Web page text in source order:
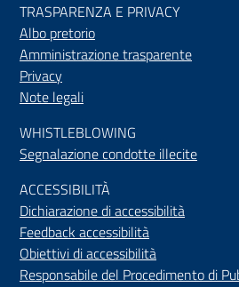
TRASPARENZA E PRIVACY
Albo pretorio
Amministrazione trasparente
Privacy
Note legali
WHISTLEBLOWING
Segnalazione condotte illecite
ACCESSIBILITÀ
Dichiarazione di accessibilità
Feedback accessibilità
Obiettivi di accessibilità
Responsabile del Procedimento di